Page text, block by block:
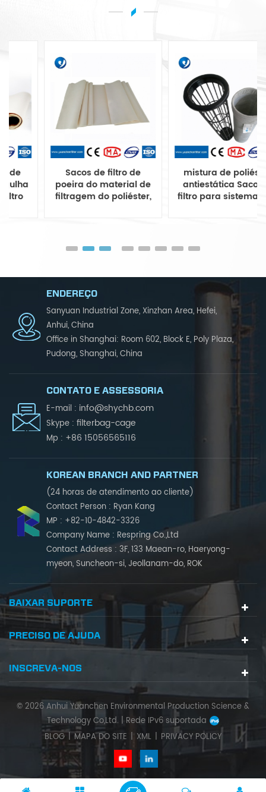
Sacos de filtro de
poeira do material de
filtragem do poliéster,
mistura de poliéster
antiestática Saco de
filtro para sistemas de
ENDEREÇO
Sanyuan Industrial Zone, Xinzhan Area, Hefei,
Anhui, China
Office in Shanghai: Room 602, Block E, Poly Plaza,
Pudong, Shanghai, China
CONTATO E ASSESSORIA
E-mail : info@shychb.com
Skype : filterbag-cage
Mp : +86 15056565116
KOREAN BRANCH AND PARTNER
(24 horas de atendimento ao cliente)
Contact Person : Ryan Kang
MP : +82-10-4842-3326
Company Name : Respring Co.,Ltd
Contact Address : 3F, 133 Maean-ro, Haeryong-
myeon, Suncheon-si, Jeollanam-do, ROK
BAIXAR SUPORTE
PRECISO DE AJUDA
INSCREVA-NOS
© 2026 Anhui Yuanchen Environmental Production Science &
Technology Co,Ltd. | Rede IPv6 suportada
BLOG | MAPA DO SITE | XML | PRIVACY POLICY